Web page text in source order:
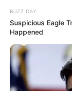
BUZZ DAY
Suspicious Eagle
Happened